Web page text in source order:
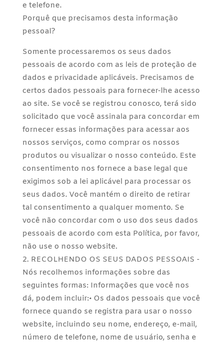
e telefone.
Porquê que precisamos desta informação
pessoal?
Somente processaremos os seus dados
pessoais de acordo com as leis de proteção de
dados e privacidade aplicáveis. Precisamos de
certos dados pessoais para fornecer-lhe acesso
ao site. Se você se registrou conosco, terá sido
solicitado que você assinala para concordar em
fornecer essas informações para acessar aos
nossos serviços, como comprar os nossos
produtos ou visualizar o nosso conteúdo. Este
consentimento nos fornece a base legal que
exigimos sob a lei aplicável para processar os
seus dados. Você mantém o direito de retirar
tal consentimento a qualquer momento. Se
você não concordar com o uso dos seus dados
pessoais de acordo com esta Política, por favor,
não use o nosso website.
RECOLHENDO OS SEUS DADOS PESSOAIS -
Nós recolhemos informações sobre das
seguintes formas: Informações que você nos
dá, podem incluir:• Os dados pessoais que você
fornece quando se registra para usar o nosso
website, incluindo seu nome, endereço, e-mail,
número de telefone, nome de usuário, senha e